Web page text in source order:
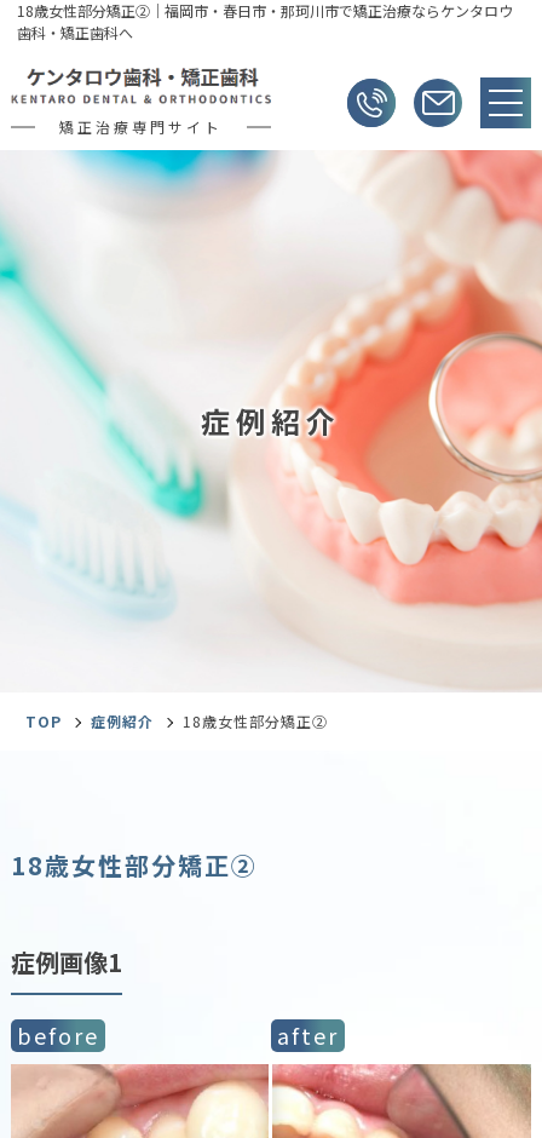
18歳女性部分矯正②｜福岡市・春日市・那珂川市で矯正治療ならケンタロウ
歯科・矯正歯科へ
矯正治療専門サイト
症例紹介
TOP 症例紹介 18歳女性部分矯正②
18歳女性部分矯正②
症例画像1
before after